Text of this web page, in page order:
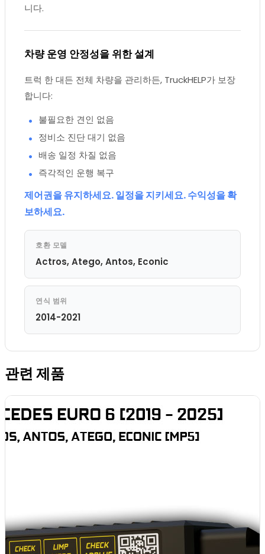
니다.
차량 운영 안정성을 위한 설계
트럭 한 대든 전체 차량을 관리하든, TruckHELP가 보장
합니다:
불필요한 견인 없음
정비소 진단 대기 없음
배송 일정 차질 없음
즉각적인 운행 복구
제어권을 유지하세요. 일정을 지키세요. 수익성을 확
보하세요.
호환 모델
Actros, Atego, Antos, Econic
연식 범위
2014-2021
관련 제품